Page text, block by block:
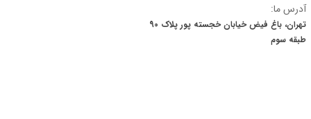
آدرس ما:
تهران، باغ فیض خیابان خجسته پور پلاک 90
​​​​​​​طبقه سوم